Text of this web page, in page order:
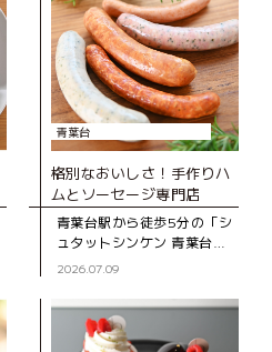
青葉台
格別なおいしさ！手作りハ
ムとソーセージ専門店
青葉台駅から徒歩5分の「シ
ュタットシンケン 青葉台本
店」は、手作りハムとソー
の地元で長く親しまれてい
2026.07.09